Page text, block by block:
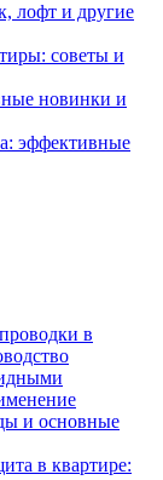
лофт и другие
советы и
новинки и
эффективные
в
и основные
в квартире: